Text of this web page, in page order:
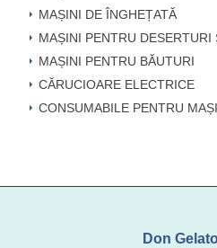
MAȘINI DE ÎNGHEȚATĂ
MAȘINI PENTRU DESERTURI
MAȘINI PENTRU BĂUTURI
CĂRUCIOARE ELECTRICE
CONSUMABILE PENTRU
Don